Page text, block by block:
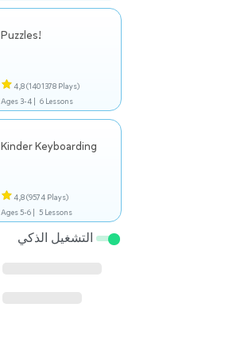
Puzzles!
4,8(1401378 Plays)
Ages 3-4 | 6 Lessons
Kinder Keyboarding
4,8(9574 Plays)
Ages 5-6 | 5 Lessons